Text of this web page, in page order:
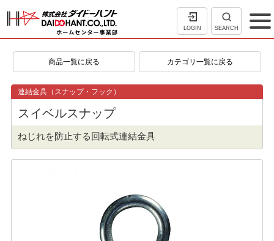
LOGIN SEARCH
商品一覧に戻る カテゴリ一覧に戻る
連結金具（スナップ・フック）
スイベルスナップ
ねじれを防止する回転式連結金具